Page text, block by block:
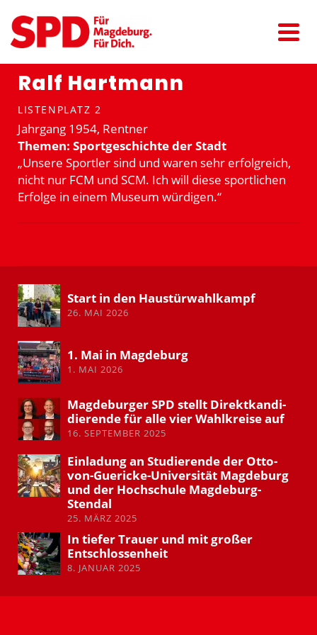
Ralf Hartmann
LISTENPLATZ 2
Jahrgang 1954, Rentner
Themen: Sport­ge­schichte der Stadt
„Unsere Sportler sind und waren sehr erfolg­reich,
nicht nur FCM und SCM. Ich will diese sport­lichen
Erfolge in einem Museum würdigen.“
Start in den Haustür­wahl­kampf
26. MAI 2026
1. Mai in Magdeburg
1. MAI 2026
Magde­burger SPD stellt Direkt­kan­di­
die­rende für alle vier Wahlkreise auf
16. SEPTEMBER 2025
Einladung an Studie­rende der Otto-
von-Guericke-Univer­sität Magdeburg
und der Hochschule Magdeburg-
Stendal
25. MÄRZ 2025
In tiefer Trauer und mit großer
Entschlos­senheit
8. JANUAR 2025